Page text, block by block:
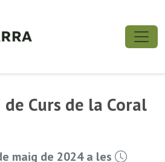
Curs de la Coral
maig de 2024 a les